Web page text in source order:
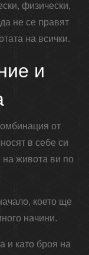
физически,
не се правят
на всички.
и
от
в себе си
живота ви по
което ще
начини.
и като броя на